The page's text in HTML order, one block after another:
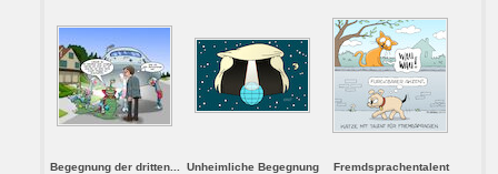
Begegnung der dritten...
Unheimliche Begegnung
Fremdsprachentalent